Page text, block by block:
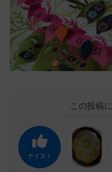
この投稿に
ナイス！